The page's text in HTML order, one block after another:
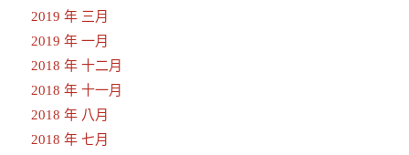
2019 年 三月
2019 年 一月
2018 年 十二月
2018 年 十一月
2018 年 八月
2018 年 七月